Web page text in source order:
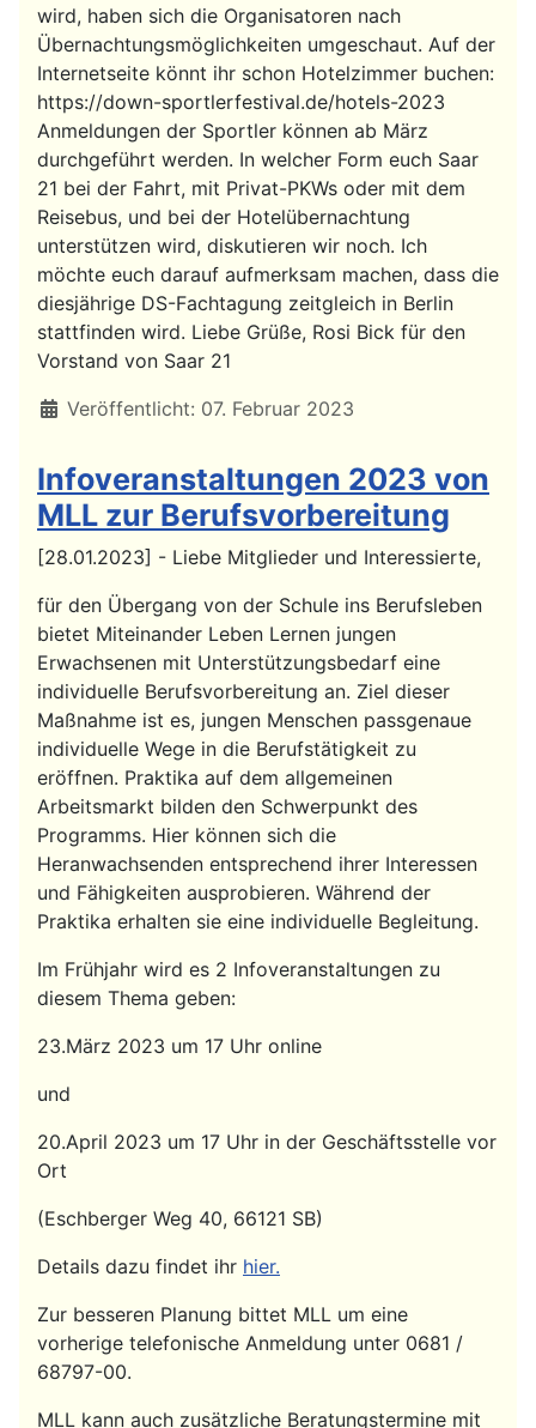
wird, haben sich die Organisatoren nach
Übernachtungsmöglichkeiten umgeschaut. Auf der
Internetseite könnt ihr schon Hotelzimmer buchen:
https://down-sportlerfestival.de/hotels-2023
Anmeldungen der Sportler können ab März
durchgeführt werden. In welcher Form euch Saar
21 bei der Fahrt, mit Privat-PKWs oder mit dem
Reisebus, und bei der Hotelübernachtung
unterstützen wird, diskutieren wir noch. Ich
möchte euch darauf aufmerksam machen, dass die
diesjährige DS-Fachtagung zeitgleich in Berlin
stattfinden wird. Liebe Grüße, Rosi Bick für den
Vorstand von Saar 21
Details
Veröffentlicht: 07. Februar 2023
Infoveranstaltungen 2023 von
MLL zur Berufsvorbereitung
[28.01.2023] - Liebe Mitglieder und Interessierte,
für den Übergang von der Schule ins Berufsleben
bietet Miteinander Leben Lernen jungen
Erwachsenen mit Unterstützungsbedarf eine
individuelle Berufsvorbereitung an. Ziel dieser
Maßnahme ist es, jungen Menschen passgenaue
individuelle Wege in die Berufstätigkeit zu
eröffnen. Praktika auf dem allgemeinen
Arbeitsmarkt bilden den Schwerpunkt des
Programms. Hier können sich die
Heranwachsenden entsprechend ihrer Interessen
und Fähigkeiten ausprobieren. Während der
Praktika erhalten sie eine individuelle Begleitung.
Im Frühjahr wird es 2 Infoveranstaltungen zu
diesem Thema geben:
23.März 2023 um 17 Uhr online
und
20.April 2023 um 17 Uhr in der Geschäftsstelle vor
Ort
(Eschberger Weg 40, 66121 SB)
Details dazu findet ihr hier.
Zur besseren Planung bittet MLL um eine
vorherige telefonische Anmeldung unter 0681 /
68797-00.
MLL kann auch zusätzliche Beratungstermine mit